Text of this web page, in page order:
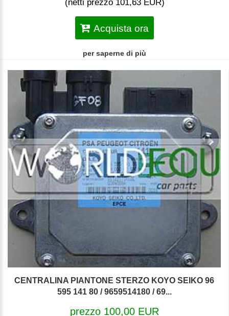
(netti prezzo 101,63 EUR)
Acquista ora
per saperne di più
CENTRALINA PIANTONE STERZO KOYO SEIKO 96
595 141 80 / 9659514180 / 69...
prezzo 100,00 EUR